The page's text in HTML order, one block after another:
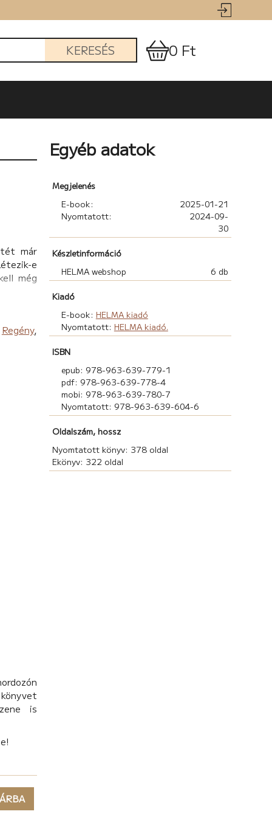
KERESÉS 0 Ft
tét már
e
még
Regény,
is
Egyéb adatok
Megjelenés
E-book:
2025-01-21
Nyomtatott:
2024-09-
30
Készletinformáció
HELMA webshop
6 db
Kiadó
E-book: HELMA kiadó
Nyomtatott: HELMA kiadó.
ISBN
epub: 978-963-639-779-1
pdf: 978-963-639-778-4
mobi: 978-963-639-780-7
Nyomtatott: 978-963-639-604-6
Oldalszám, hossz
Nyomtatott könyv: 378 oldal
Ekönyv: 322 oldal